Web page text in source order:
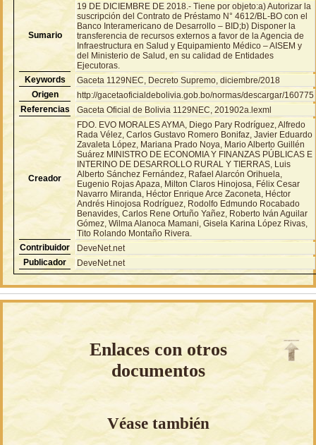
Sumario
19 DE DICIEMBRE DE 2018.- Tiene por objeto:a) Autorizar la
suscripción del Contrato de Préstamo N° 4612/BL-BO con el
Banco Interamericano de Desarrollo – BID;b) Disponer la
transferencia de recursos externos a favor de la Agencia de
Infraestructura en Salud y Equipamiento Médico – AISEM y
del Ministerio de Salud, en su calidad de Entidades
Ejecutoras.
Keywords
Gaceta 1129NEC, Decreto Supremo, diciembre/2018
Origen
http://gacetaoficialdebolivia.gob.bo/normas/descargar/160775
Referencias
Gaceta Oficial de Bolivia 1129NEC, 201902a.lexml
Creador
FDO. EVO MORALES AYMA, Diego Pary Rodríguez, Alfredo
Rada Vélez, Carlos Gustavo Romero Bonifaz, Javier Eduardo
Zavaleta López, Mariana Prado Noya, Mario Alberto Guillén
Suárez MINISTRO DE ECONOMIA Y FINANZAS PÚBLICAS E
INTERINO DE DESARROLLO RURAL Y TIERRAS, Luis
Alberto Sánchez Fernández, Rafael Alarcón Orihuela,
Eugenio Rojas Apaza, Milton Claros Hinojosa, Félix Cesar
Navarro Miranda, Héctor Enrique Arce Zaconeta, Héctor
Andrés Hinojosa Rodríguez, Rodolfo Edmundo Rocabado
Benavides, Carlos Rene Ortuño Yañez, Roberto Iván Aguilar
Gómez, Wilma Alanoca Mamani, Gisela Karina López Rivas,
Tito Rolando Montaño Rivera.
Contribuidor
DeveNet.net
Publicador
DeveNet.net
Enlaces con otros
documentos
Véase también